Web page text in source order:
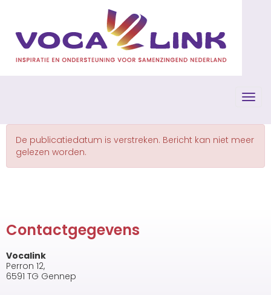
De publicatiedatum is verstreken. Bericht kan niet meer
gelezen worden.
Contactgegevens
Vocalink
Perron 12,
6591 TG Gennep